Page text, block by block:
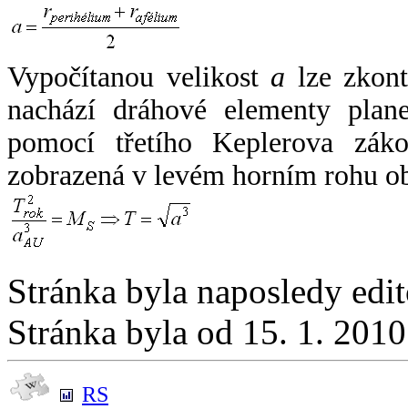
Vypočítanou velikost a lze
nachází dráhové elementy
pomocí třetího Keplerova
zobrazená v levém horním rohu
Stránka byla naposledy
Stránka byla od 15. 1.
RS